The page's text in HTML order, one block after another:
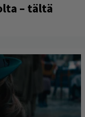
– tältä